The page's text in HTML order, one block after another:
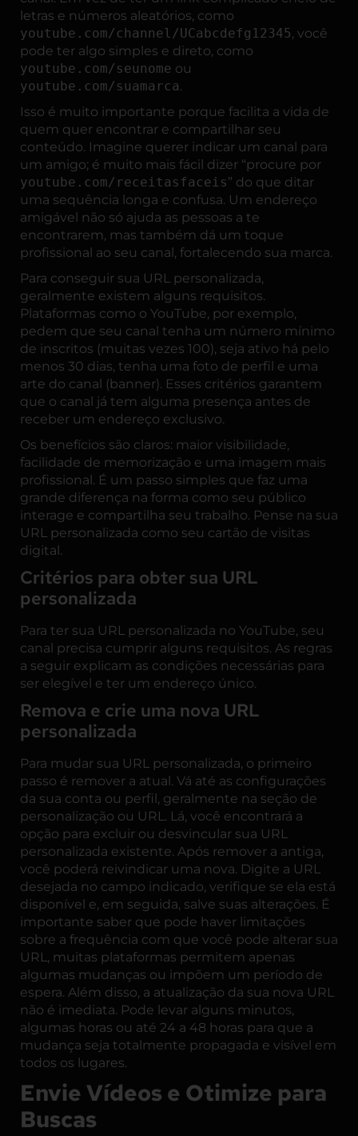
letras e números aleatórios, como
youtube.com/channel/UCabcdefg12345, você
pode ter algo simples e direto, como
youtube.com/seunome ou
youtube.com/suamarca.
Isso é muito importante porque facilita a vida de
quem quer encontrar e compartilhar seu
conteúdo. Imagine querer indicar um canal para
um amigo; é muito mais fácil dizer “procure por
youtube.com/receitasfaceis” do que ditar
uma sequência longa e confusa. Um endereço
amigável não só ajuda as pessoas a te
encontrarem, mas também dá um toque
profissional ao seu canal, fortalecendo sua marca.
Para conseguir sua URL personalizada,
geralmente existem alguns requisitos.
Plataformas como o YouTube, por exemplo,
pedem que seu canal tenha um número mínimo
de inscritos (muitas vezes 100), seja ativo há pelo
menos 30 dias, tenha uma foto de perfil e uma
arte do canal (banner). Esses critérios garantem
que o canal já tem alguma presença antes de
receber um endereço exclusivo.
Os benefícios são claros: maior visibilidade,
facilidade de memorização e uma imagem mais
profissional. É um passo simples que faz uma
grande diferença na forma como seu público
interage e compartilha seu trabalho. Pense na sua
URL personalizada como seu cartão de visitas
digital.
Critérios para obter sua URL
personalizada
Para ter sua URL personalizada no YouTube, seu
canal precisa cumprir alguns requisitos. As regras
a seguir explicam as condições necessárias para
ser elegível e ter um endereço único.
Remova e crie uma nova URL
personalizada
Para mudar sua URL personalizada, o primeiro
passo é remover a atual. Vá até as configurações
da sua conta ou perfil, geralmente na seção de
personalização ou URL. Lá, você encontrará a
opção para excluir ou desvincular sua URL
personalizada existente. Após remover a antiga,
você poderá reivindicar uma nova. Digite a URL
desejada no campo indicado, verifique se ela está
disponível e, em seguida, salve suas alterações. É
importante saber que pode haver limitações
sobre a frequência com que você pode alterar sua
URL, muitas plataformas permitem apenas
algumas mudanças ou impõem um período de
espera. Além disso, a atualização da sua nova URL
não é imediata. Pode levar alguns minutos,
algumas horas ou até 24 a 48 horas para que a
mudança seja totalmente propagada e visível em
todos os lugares.
Envie Vídeos e Otimize para
Buscas